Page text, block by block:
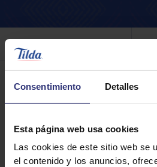
Consentimiento Detalles
Esta página web usa cookies
Las cookies de este sitio web se
el contenido y los anuncios,